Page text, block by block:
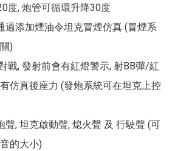
度, 炮管可循環升降30度
過添加煙油令坦克冒煙仿真 (冒煙系
)
戰, 發射前會有紅燈警示, 射BB彈/紅
仿真後座力 (發炮系統可在坦克上控
, 坦克啟動聲, 熄火聲 及 行駛聲 (可
的大小)